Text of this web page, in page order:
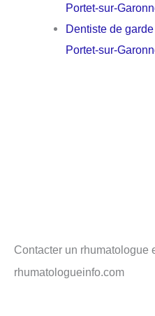
Portet-sur-
Dentiste de
Portet-sur-
Contacter un rhumatologue
rhumatologueinfo.com